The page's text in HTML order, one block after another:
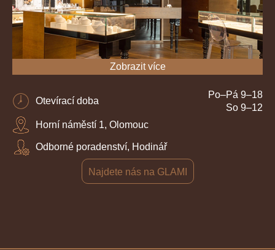
Zobrazit více
Otevírací doba
Po–Pá 9–18
So 9–12
Horní náměstí 1, Olomouc
Odborné poradenství, Hodinář
Najdete nás na GLAMI